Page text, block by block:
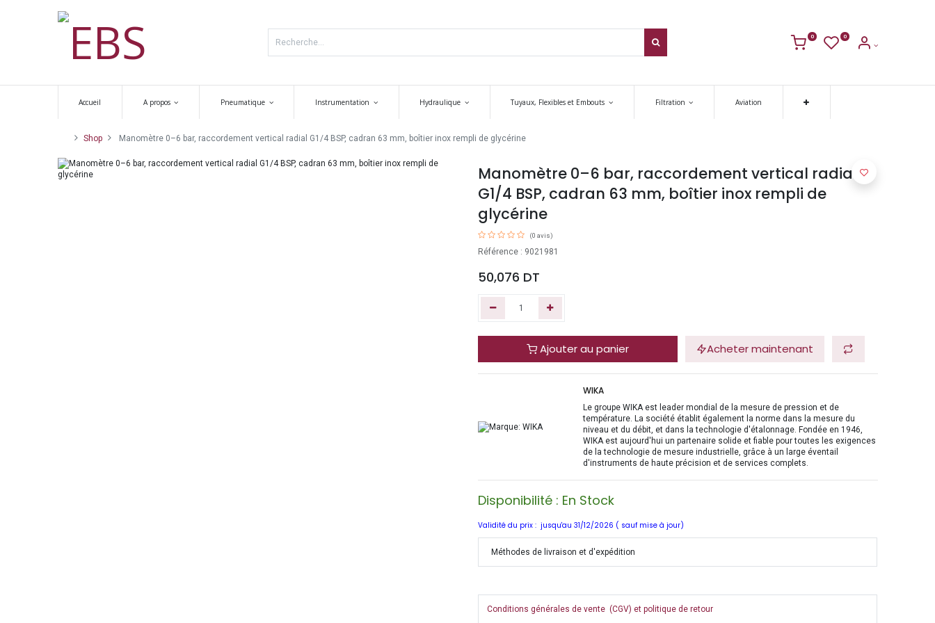
0 0
Accueil A propos Pneumatique Instrumentation Hydraulique Tuyaux, Flexibles et Embouts Filtration Aviation
Shop Manomètre 0–6 bar, raccordement vertical radial G1/4 BSP, cadran 63 mm, boîtier inox rempli de glycérine
Manomètre 0–6 bar, raccordement vertical radial
G1/4 BSP, cadran 63 mm, boîtier inox rempli de
glycérine
(0 avis)
Référence : 9021981
50,076 DT
Ajouter au panier Acheter maintenant
WIKA
Le groupe WIKA est leader mondial de la mesure de pression et de
température. La société établit également la norme dans la mesure du
niveau et du débit, et dans la technologie d'étalonnage. Fondée en 1946,
WIKA est aujourd'hui un partenaire solide et fiable pour toutes les exigences
de la technologie de mesure industrielle, grâce à un large éventail
d'instruments de haute précision et de services complets.
Disponibilité : En Stock
Validité du prix : jusqu'au 31/12/2026 ( sauf mise à jour)
Méthodes de livraison et d'expédition
Conditions générales de vente (CGV) et politique de retour